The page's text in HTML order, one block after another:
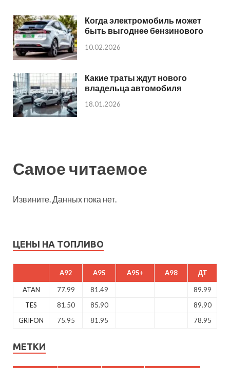
Когда электромобиль может
быть выгоднее бензинового
10.02.2026
Какие траты ждут нового
владельца автомобиля
18.01.2026
Самое читаемое
Извините. Данных пока нет.
ЦЕНЫ НА ТОПЛИВО
A92 A95 A95+ A98 ДТ
ATAN 77.99 81.49
89.99
TES
81.50 85.90
89.90
GRIFON
75.95 81.95 78.95
МЕТКИ